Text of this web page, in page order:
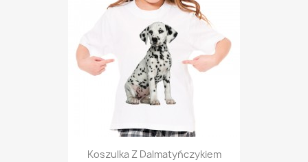
Koszulka Z Dalmatyńczykiem